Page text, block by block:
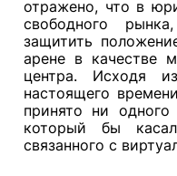
отражено, что в
свободного
защитить
арене в качестве
центра. Исходя
настоящего
принято ни одного
который бы
связанного с